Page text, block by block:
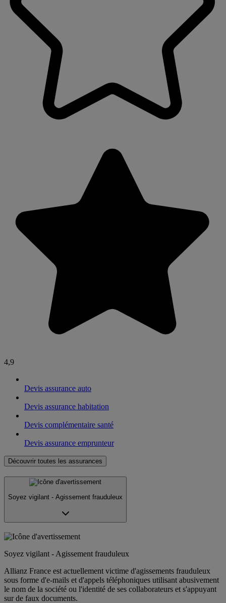
4,9
Devis assurance auto
Devis assurance habitation
Devis complémentaire santé
Devis assurance emprunteur
Découvrir toutes les assurances
Soyez vigilant - Agissement frauduleux
Soyez vigilant - Agissement frauduleux
Allianz France est actuellement victime d'agissements frauduleux
sous forme d'e-mails et d'appels téléphoniques utilisant abusivement
le nom de la société ou l'identité de ses collaborateurs et s'appuyant
sur de faux documents.